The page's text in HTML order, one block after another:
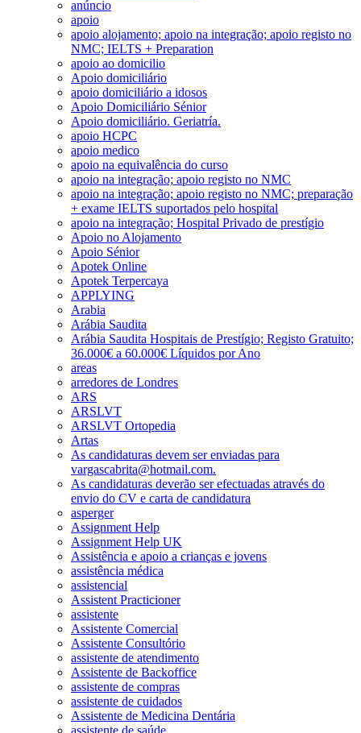
anúncio
apoio
apoio alojamento; apoio na integração; apoio registo no
NMC; IELTS + Preparation
apoio ao domicilio
Apoio domiciliário
apoio domiciliário a idosos
Apoio Domiciliário Sénior
Apoio domiciliário. Geriatría.
apoio HCPC
apoio medico
apoio na equivalência do curso
apoio na integração; apoio registo no NMC
apoio na integração; apoio registo no NMC; preparação
+ exame IELTS suportados pelo hospital
apoio na integração; Hospital Privado de prestígio
Apoio no Alojamento
Apoio Sénior
Apotek Online
Apotek Terpercaya
APPLYING
Arabia
Arábia Saudita
Arábia Saudita Hospitais de Prestígio; Registo Gratuito;
36.000€ a 60.000€ Líquidos por Ano
areas
arredores de Londres
ARS
ARSLVT
ARSLVT Ortopedia
Artas
As candidaturas devem ser enviadas para
vargascabrita@hotmail.com.
As candidaturas deverão ser efectuadas através do
envio do CV e carta de candidatura
asperger
Assignment Help
Assignment Help UK
Assistência e apoio a crianças e jovens
assistência médica
assistencial
Assistent Practicioner
assistente
Assistente Comercial
Assistente Consultório
assistente de atendimento
Assistente de Backoffice
assistente de compras
assistente de cuidados
Assistente de Medicina Dentária
assistente de saúde